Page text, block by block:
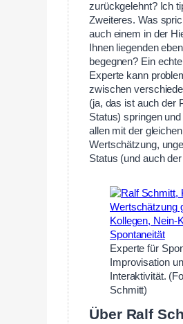
zurückgelehnt? Ich
Zweiteres. Was
auch einem in der
Ihnen liegenden
begegnen? Ein
Experte kann
zwischen
(ja, das ist auch der
Status) springen
allen mit der gleichen
Wertschätzung,
Status (und auch
Experte für
Improvisation
Interaktivität.
Schmitt)
Über Ralf